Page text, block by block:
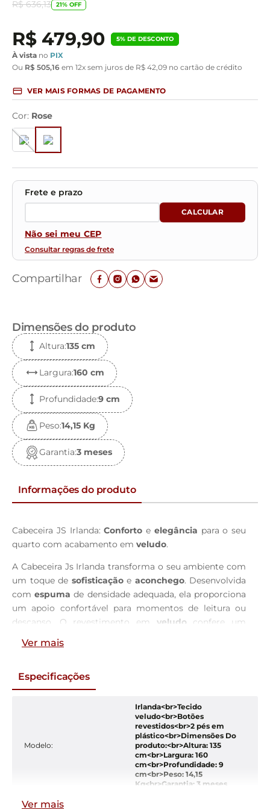
R$ 636,13 21% OFF
R$ 479,90 5% DE DESCONTO
À vista no PIX
Ou R$ 505,16 em 12x sem juros de R$ 42 09 no cartão de crédito
VER MAIS FORMAS DE PAGAMENTO
Cor: Rose
Não sei meu CEP
Consultar regras de frete
Compartilhar
Dimensões do produto
Altura:135 cm
Largura:160 cm
Profundidade:9 cm
Peso:14,15 Kg
Garantia:3 meses
Informações do produto
Cabeceira JS Irlanda:Conforto e elegância para o seu
quarto com acabamento em veludo.
A Cabeceira Js Irlanda transforma o seu ambiente com
um toque de sofisticaçãoe aconchego. Desenvolvida
comespuma de densidade adequada, ela proporciona
um apoio confortável para momentos de leitura ou
descanso. O revestimento em veludo confere um
garantem um acabamento clássico e detalhado. Com
estabilidade, esta peça é a escolha ideal para quem
busca renovar o dormitório com estilo.
Eleve o padrão do seu dormitório com a Cabeceira Js
Irlanda. O design focado noconfortocombina
perfeitamente com a suavidade doveludo, criando um
refúgio de tranquilidade. Osbotõesestrategicamente
distribuídos adicionam um charme atemporal,
tornando a peça o ponto focal do ambiente. Sua
Ver mais
Especificações
Modelo:
Irlanda<br>Tecido
veludo<br>Botões
revestidos<br>2 pés em
plástico<br>Dimensões Do
produto:<br>Altura: 135
cm<br>Largura: 160
cm<br>Profundidade: 9
cm<br>Peso: 14,15
Kg<br>Garantia: 3 meses
Ver mais